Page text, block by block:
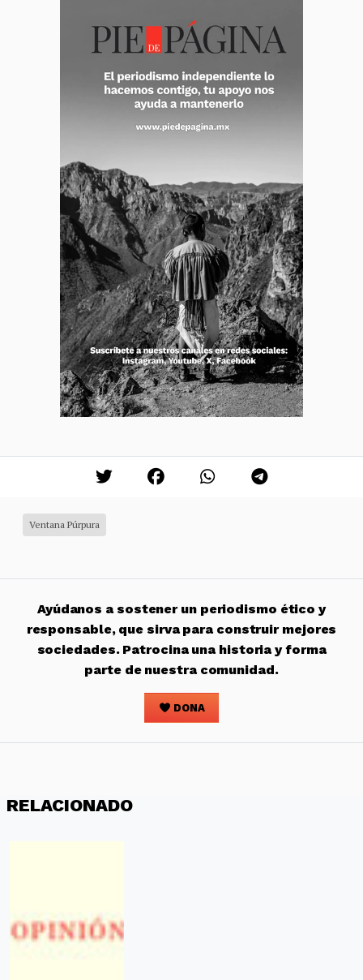
Ventana Púrpura
Ayúdanos a sostener un periodismo ético y
responsable, que sirva para construir mejores
sociedades. Patrocina una historia y forma
parte de nuestra comunidad.
DONA
RELACIONADO